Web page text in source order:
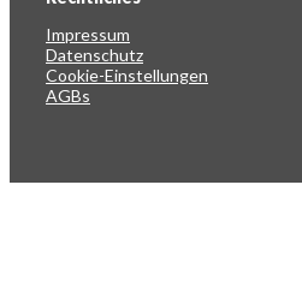
Impressum
Datenschutz
Cookie-Einstellungen
AGBs